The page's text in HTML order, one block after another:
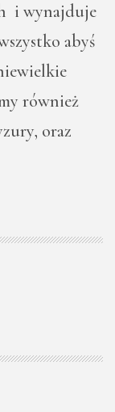
i wynajduje
abyś
również
oraz